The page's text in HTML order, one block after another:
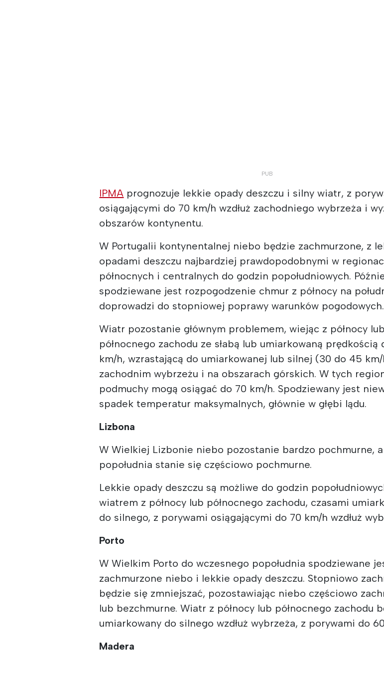
IPMA prognozuje lekkie opady deszczu i silny wiatr, z
osiągającymi do 70 km/h wzdłuż zachodniego wybrzeża i
obszarów kontynentu.
W Portugalii kontynentalnej niebo będzie zachmurzone, z
opadami deszczu najbardziej prawdopodobnymi w
północnych i centralnych do godzin popołudniowych.
spodziewane jest rozpogodzenie chmur z północy na
doprowadzi do stopniowej poprawy warunków pogodowych.
Wiatr pozostanie głównym problemem, wiejąc z północy lub
północnego zachodu ze słabą lub umiarkowaną prędkością
km/h, wzrastającą do umiarkowanej lub silnej (30 do 45
zachodnim wybrzeżu i na obszarach górskich. W tych
podmuchy mogą osiągać do 70 km/h. Spodziewany jest
spadek temperatur maksymalnych, głównie w głębi lądu.
Lizbona
W Wielkiej Lizbonie niebo pozostanie bardzo pochmurne,
popołudnia stanie się częściowo pochmurne.
Lekkie opady deszczu są możliwe do godzin
wiatrem z północy lub północnego zachodu, czasami
do silnego, z porywami osiągającymi do 70 km/h wzdłuż
Porto
W Wielkim Porto do wczesnego popołudnia spodziewane
zachmurzone niebo i lekkie opady deszczu. Stopniowo
będzie się zmniejszać, pozostawiając niebo częściowo
lub bezchmurne. Wiatr z północy lub północnego zachodu
umiarkowany do silnego wzdłuż wybrzeża, z porywami do
Madera